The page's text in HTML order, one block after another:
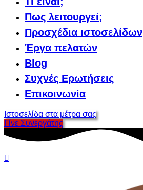
Πως λειτουργεί;
Προσχέδια ιστοσελίδων
Έργα πελατών
Blog
Συχνές Ερωτήσεις
Επικοινωνία
Ιστοσελίδα στα μέτρα σας
Γίνε Συνεργάτης